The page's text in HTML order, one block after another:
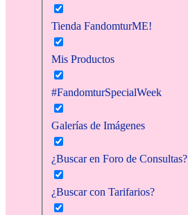
Tienda FandomturME!
Mis Productos
#FandomturSpecialWeek
Galerías de Imágenes
¿Buscar en Foro de Consultas?
¿Buscar con Tarifarios?